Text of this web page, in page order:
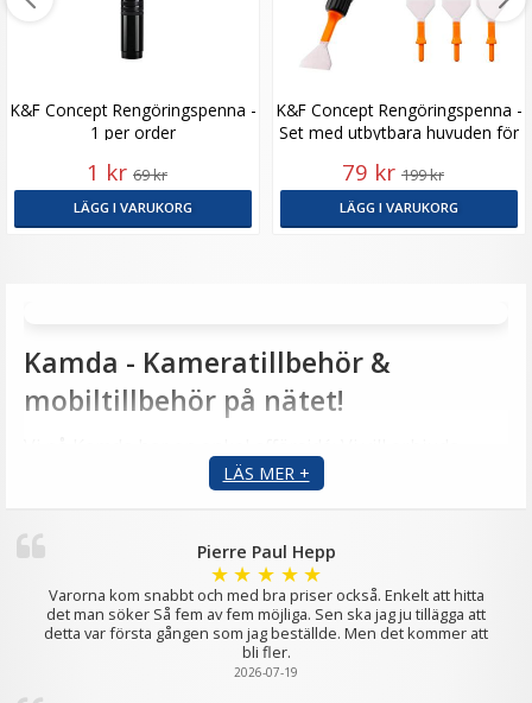
K&F Concept Rengöringspenna -
1 per order
1 kr 69 kr
LÄGG I VARUKORG
K&F Concept Rengöringspenna -
Set med utbytbara huvuden för
79 kr 199 kr
LÄGG I VARUKORG
Kamda - Kameratillbehör &
mobiltillbehör på nätet!
fotointresserade en e-butik att köpa sina
nytta av vårt stora sortiment oavsett vart i vårat
avlånga land du bor eller när på dygnet du vill handla!
Du kan enkelt köpa dina kameratillbehör online här
på kamda.se! Genom vårat kategorisystem i toppen
eller via vår sökfunktion högst upp till höger kan du
LÄS MER +
Pierre Paul Hepp
★ ★ ★ ★ ★
Varorna kom snabbt och med bra priser också. Enkelt att hitta
det man söker Så fem av fem möjliga. Sen ska jag ju tillägga att
detta var första gången som jag beställde. Men det kommer att
bli fler.
2026-07-19